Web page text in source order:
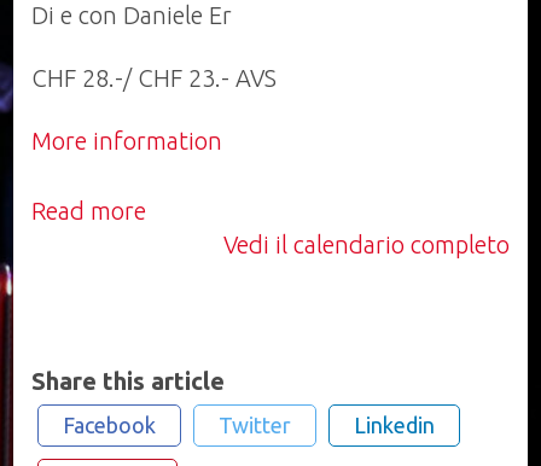
Di e con Daniele Er
CHF 28.-/ CHF 23.- AVS
More information
Read more
Vedi il calendario completo
Share this article
Facebook Twitter Linkedin